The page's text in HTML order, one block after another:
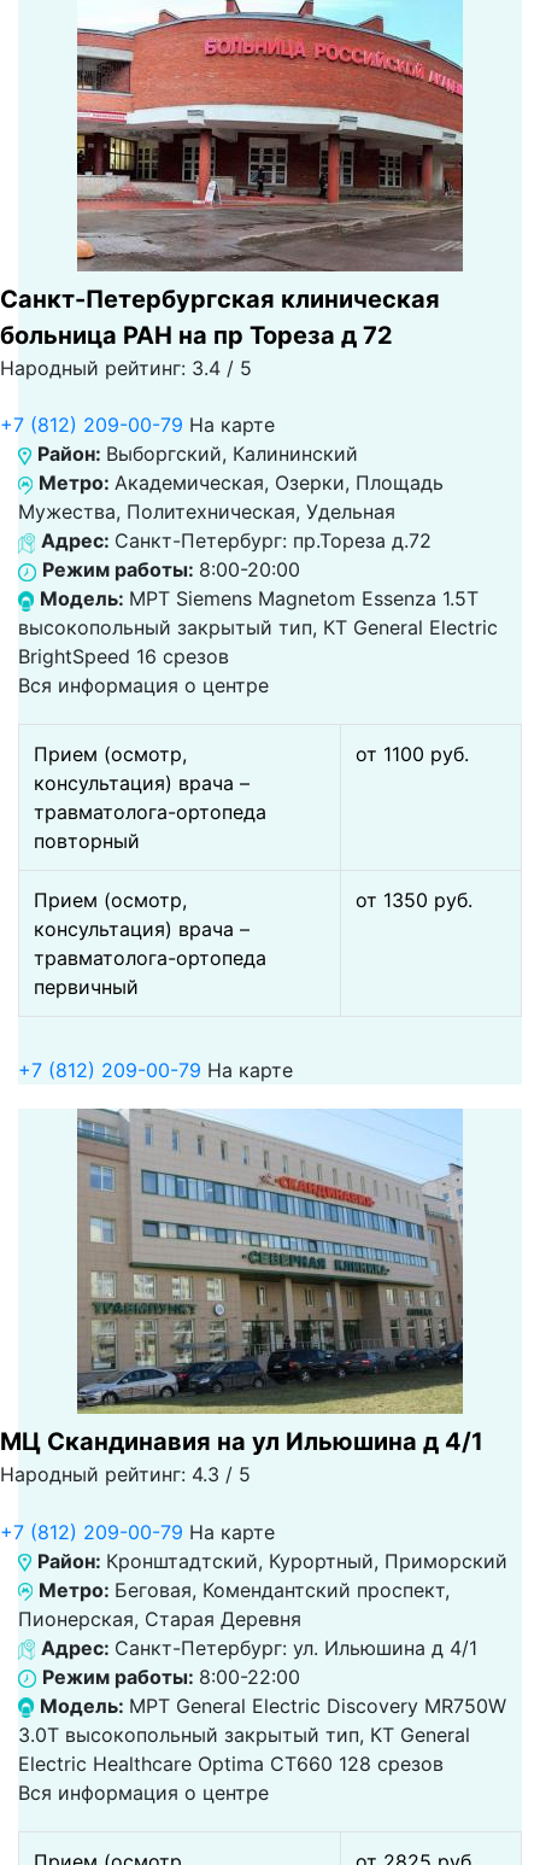
Санкт-Петербургская клиническая
больница РАН на пр Тореза д 72
Народный рейтинг: 3.4 / 5
+7 (812) 209-00-79 На карте
Район: Выборгский, Калининский
Метро: Академическая, Озерки, Площадь
Мужества, Политехническая, Удельная
Адрес: Санкт-Петербург: пр.Тореза д.72
Режим работы: 8:00-20:00
Модель: МРТ Siemens Magnetom Essenza 1.5T
высокопольный закрытый тип, КТ General Electric
BrightSpeed 16 срезов
Вся информация о центре
Прием (осмотр,
консультация) врача –
травматолога-ортопеда
повторный
от 1100 pуб.
Прием (осмотр,
консультация) врача –
травматолога-ортопеда
первичный
от 1350 pуб.
+7 (812) 209-00-79 На карте
МЦ Скандинавия на ул Ильюшина д 4/1
Народный рейтинг: 4.3 / 5
+7 (812) 209-00-79 На карте
Район: Кронштадтский, Курортный, Приморский
Метро: Беговая, Комендантский проспект,
Пионерская, Старая Деревня
Адрес: Санкт-Петербург: ул. Ильюшина д 4/1
Режим работы: 8:00-22:00
Модель: МРТ General Electric Discovery MR750W
3.0Т высокопольный закрытый тип, КТ General
Electric Healthcare Optima CT660 128 срезов
Вся информация о центре